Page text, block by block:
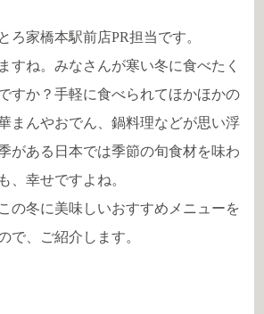
ろ家橋本駅前店PR担当です。
すね。みなさんが寒い冬に食べたく
すか？手軽に食べられてほかほかの
まんやおでん、鍋料理などが思い浮
がある日本では季節の旬食材を味わ
、幸せですよね。
の冬に美味しいおすすめメニューを
で、ご紹介します。